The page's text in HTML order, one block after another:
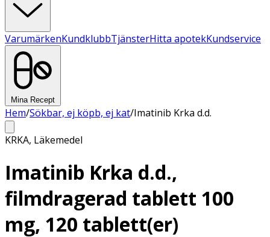
VarumärkenKundklubbTjänsterHitta apotekKundservice
Mina Recept
Hem/Sökbar, ej köpb, ej kat/Imatinib Krka d.d.
KRKA, Läkemedel
Imatinib Krka d.d.,
filmdragerad tablett 100
mg, 120 tablett(er)